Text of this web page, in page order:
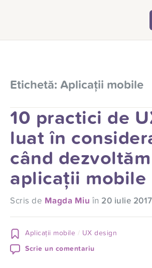
Etichetă: Aplicații mobile
10 practici de
luat în
când dezvoltăm
aplicații mobile
Scris de Magda Miu în 20 iulie 2017
Aplicații mobile
UX design
Scrie un comentariu